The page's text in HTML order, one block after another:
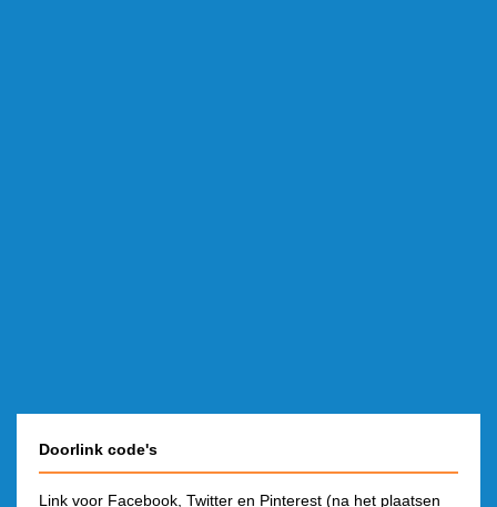
Doorlink code's
Link voor Facebook, Twitter en Pinterest (na het plaatsen